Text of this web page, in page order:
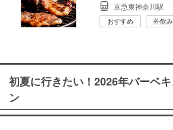
京急東神奈川駅
おすすめ 外飲み
初夏に行きたい！2026年バーベ
ン